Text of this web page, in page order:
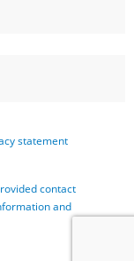
statement
contact
and